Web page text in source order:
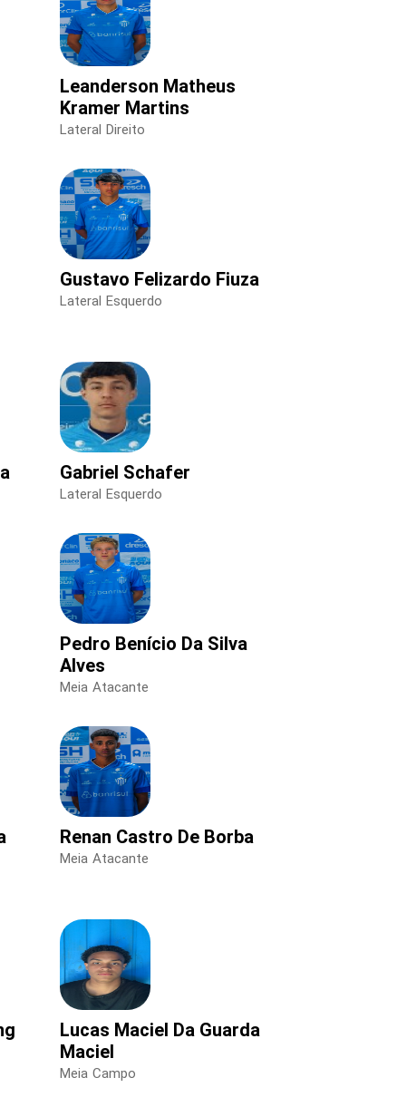
Leanderson Matheus
Kramer Martins
Lateral Direito
Gustavo Felizardo Fiuza
Lateral Esquerdo
Gabriel Schafer
Lateral Esquerdo
Pedro Benício Da Silva
Alves
Meia Atacante
Renan Castro De Borba
Meia Atacante
Lucas Maciel Da Guarda
Maciel
Meia Campo